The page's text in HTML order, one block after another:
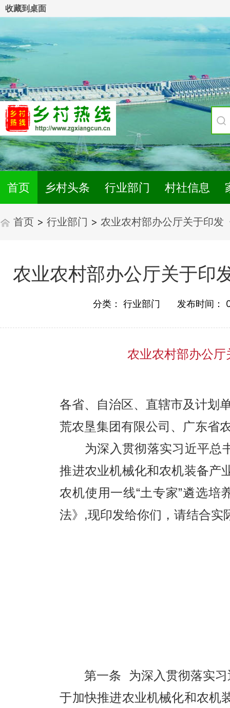
收藏到桌面
首页 乡村头条 行业部门 村社信息
首页 > 行业部门 > 农业农村部办公厅关于印发
农业农村部办公厅关于印
分类： 行业部门 发布时间：
农业农村部办公厅
各省、自治区、直辖市及计划
荒农垦集团有限公司、广东省
为深入贯彻落实习近平总书
推进农业机械化和农机装备产
农机使用一线“土专家”遴选培
法》,现印发给你们，请结合实
第一条 为深入贯彻落实习
于加快推进农业机械化和农机